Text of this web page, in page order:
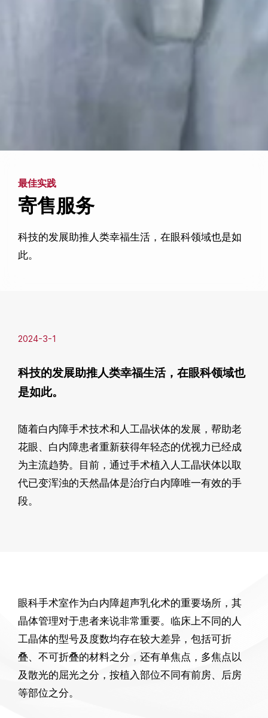
最佳实践
寄售服务
科技的发展助推人类幸福生活，在眼科领域也是如
此。
2024-3-1
科技的发展助推人类幸福生活，在眼科领域也
是如此。
随着白内障手术技术和人工晶状体的发展，帮助老
花眼、白内障患者重新获得年轻态的优视力已经成
为主流趋势。目前，通过手术植入人工晶状体以取
代已变浑浊的天然晶体是治疗白内障唯一有效的手
段。
眼科手术室作为白内障超声乳化术的重要场所，其
晶体管理对于患者来说非常重要。临床上不同的人
工晶体的型号及度数均存在较大差异，包括可折
叠、不可折叠的材料之分，还有单焦点，多焦点以
及散光的屈光之分，按植入部位不同有前房、后房
等部位之分。